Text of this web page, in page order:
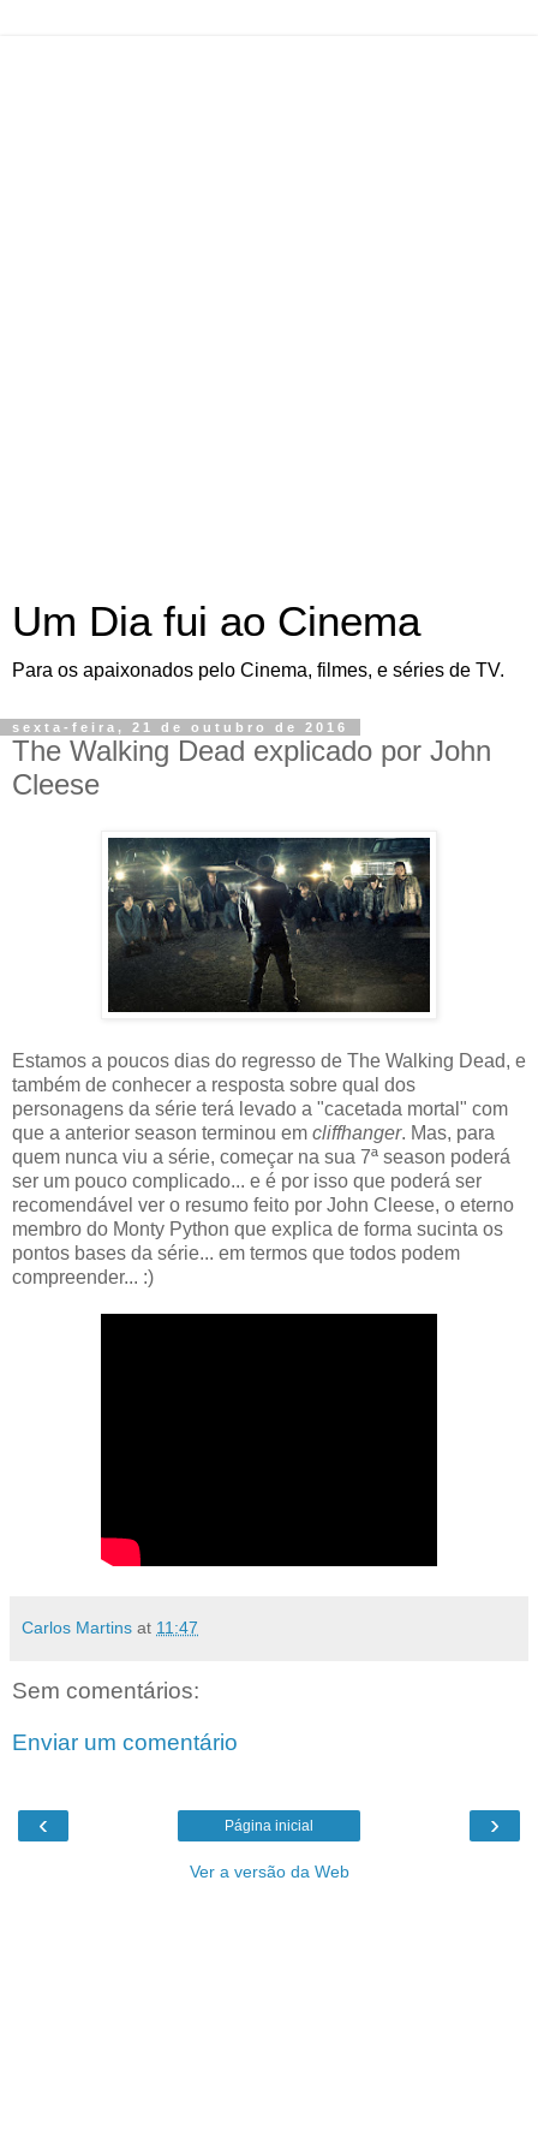
Um Dia fui ao Cinema
Para os apaixonados pelo Cinema, filmes, e séries de TV.
sexta-feira, 21 de outubro de 2016
The Walking Dead explicado por John
Cleese
Estamos a poucos dias do regresso de The Walking Dead, e
também de conhecer a resposta sobre qual dos
personagens da série terá levado a "cacetada mortal" com
que a anterior season terminou em cliffhanger. Mas, para
quem nunca viu a série, começar na sua 7ª season poderá
ser um pouco complicado... e é por isso que poderá ser
recomendável ver o resumo feito por John Cleese, o eterno
membro do Monty Python que explica de forma sucinta os
pontos bases da série... em termos que todos podem
compreender... :)
Carlos Martins at 11:47
Sem comentários:
Enviar um comentário
‹ ›
Página inicial
Ver a versão da Web